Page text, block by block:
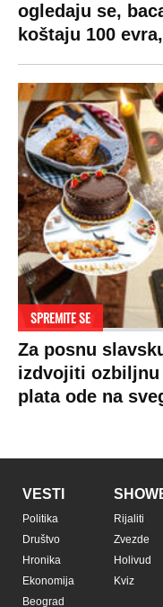
ogledaju se,
koštaju 100
SPREMITE SE
Za posnu
izdvojiti ozbiljnu
plata ode na
VESTI
Politika
Društvo
Hronika
Ekonomija
Beograd
Rijaliti
Zvezde
Holivud
Kviz